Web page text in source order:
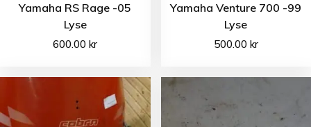
Yamaha RS Rage -05
Lyse
600.00kr
Yamaha Venture 700 -99
Lyse
500.00 kr